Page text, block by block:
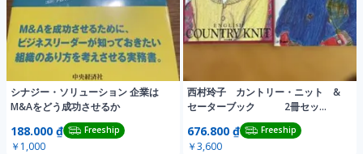
シナジー・ソリューション 企業は
M&Aをどう成功させるか
188.000 ₫ Freeship
￥1,000
西村玲子 カントリー・ニット &
セーターブック 2冊セッ
ト 編み物本
676.800 ₫ Freeship
￥3,600